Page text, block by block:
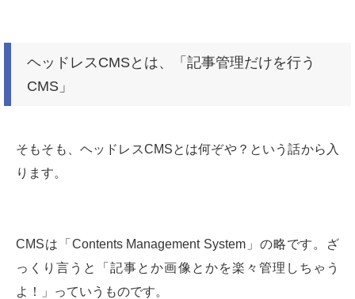
ヘッドレスCMSとは、「記事管理だけを行う
CMS」
そもそも、ヘッドレスCMSとは何ぞや？という話から入
ります。
CMSは「Contents Management System」の略です。ざ
っくり言うと「記事とか画像とかを楽々管理しちゃう
よ！」っていうものです。